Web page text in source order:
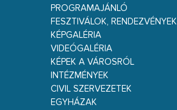
PROGRAMAJÁNLÓ
FESZTIVÁLOK, RENDEZVÉNYEK
KÉPGALÉRIA
VIDEÓGALÉRIA
KÉPEK A VÁROSRÓL
INTÉZMÉNYEK
CIVIL SZERVEZETEK
EGYHÁZAK